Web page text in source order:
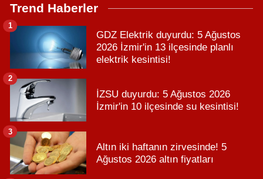
Trend Haberler
GDZ Elektrik duyurdu: 5 Ağustos
2026 İzmir'in 13 ilçesinde planlı
elektrik kesintisi!
1
İZSU duyurdu: 5 Ağustos 2026
İzmir'in 10 ilçesinde su kesintisi!
2
Altın iki haftanın zirvesinde! 5
Ağustos 2026 altın fiyatları
3